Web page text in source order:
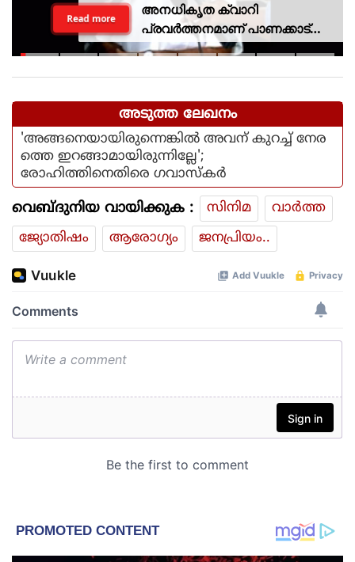
അനധികൃത ക്വാറി
പ്രവര്‍ത്തനമാണ് പാണക്കാട്
ഉരുള്‍പൊട്ടലിന്
Read more
അടുത്ത ലേഖനം
'അങ്ങനെയായിരുന്നെങ്കില്‍ അവന് കുറച്ച് നേര
ത്തെ ഇറങ്ങാമായിരുന്നില്ലേ';
രോഹിത്തിനെതിരെ ഗവാസ്‌കര്‍
വെബ്ദുനിയ വായിക്കുക : സിനിമ
വാര്‍ത്ത
ജ്യോതിഷം
ആരോഗ്യം ജനപ്രിയം..